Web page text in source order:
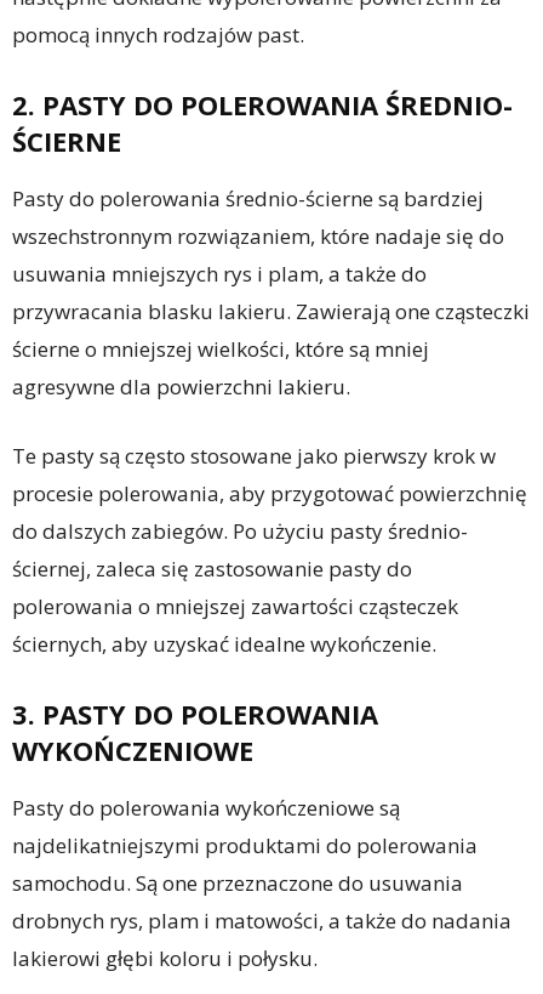
pomocą innych rodzajów past.
2. PASTY DO POLEROWANIA ŚREDNIO-
ŚCIERNE
Pasty do polerowania średnio-ścierne są bardziej
wszechstronnym rozwiązaniem, które nadaje się do
usuwania mniejszych rys i plam, a także do
przywracania blasku lakieru. Zawierają one cząsteczki
ścierne o mniejszej wielkości, które są mniej
agresywne dla powierzchni lakieru.
Te pasty są często stosowane jako pierwszy krok w
procesie polerowania, aby przygotować powierzchnię
do dalszych zabiegów. Po użyciu pasty średnio-
ściernej, zaleca się zastosowanie pasty do
polerowania o mniejszej zawartości cząsteczek
ściernych, aby uzyskać idealne wykończenie.
3. PASTY DO POLEROWANIA
WYKOŃCZENIOWE
Pasty do polerowania wykończeniowe są
najdelikatniejszymi produktami do polerowania
samochodu. Są one przeznaczone do usuwania
drobnych rys, plam i matowości, a także do nadania
lakierowi głębi koloru i połysku.